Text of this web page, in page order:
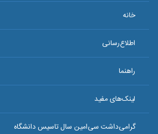
خانه
اطلاع‌رسانی
راهنما
لینک‌های مفید
گرامی‌داشت سی‌امین سال تاسیس دانشگاه